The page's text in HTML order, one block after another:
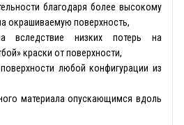
благодаря более высокому
окрашиваемую поверхность,
вследствие низких потерь на
краски от поверхности,
любой конфигурации из
материала опускающимся вдоль